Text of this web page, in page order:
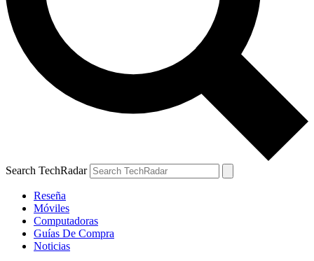
Search TechRadar
Reseña
Móviles
Computadoras
Guías De Compra
Noticias